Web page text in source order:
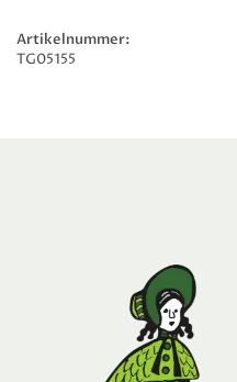
Artikelnummer:
TG05155